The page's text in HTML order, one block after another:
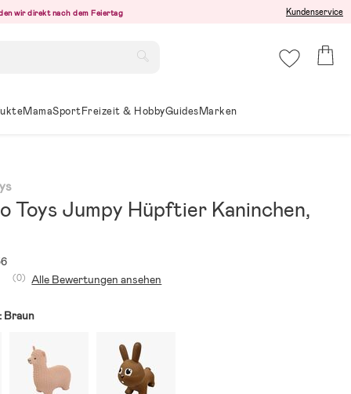
wir direkt nach dem Feiertag Kundenservice
MamaSportFreizeit & HobbyGuidesMarken
Toys Jumpy Hüpftier Kaninchen,
(0) Alle Bewertungen ansehen
Braun